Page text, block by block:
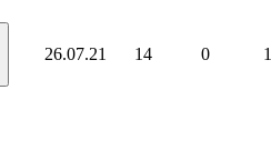
26.07.21 14 0 1